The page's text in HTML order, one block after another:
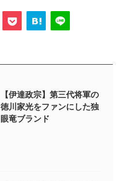
【伊達政宗】第三代将軍の
徳川家光をファンにした独
眼竜ブランド